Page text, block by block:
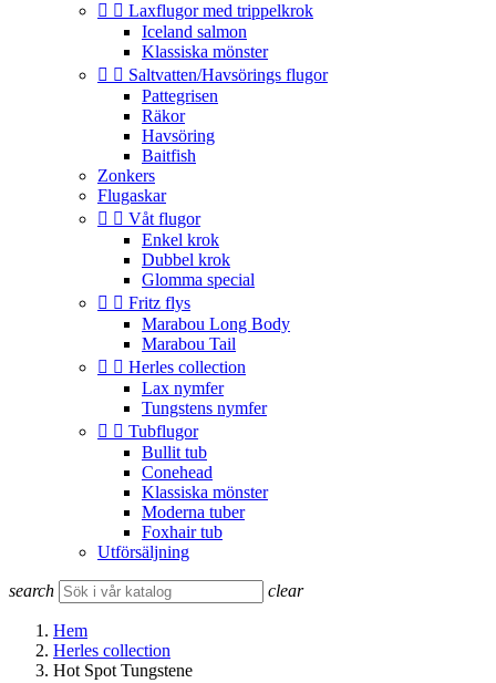
  Laxflugor med trippelkrok
Iceland salmon
Klassiska mönster
  Saltvatten/Havsörings flugor
Pattegrisen
Räkor
Havsöring
Baitfish
Zonkers
Flugaskar
  Våt flugor
Enkel krok
Dubbel krok
Glomma special
  Fritz flys
Marabou Long Body
Marabou Tail
  Herles collection
Lax nymfer
Tungstens nymfer
  Tubflugor
Bullit tub
Conehead
Klassiska mönster
Moderna tuber
Foxhair tub
Utförsäljning
search clear
Hem
Herles collection
Hot Spot Tungstene